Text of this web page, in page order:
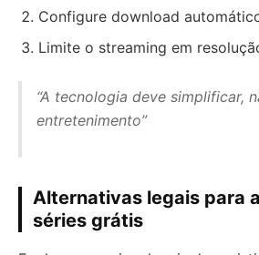
Configure download
Limite o streaming em
“A tecnologia deve simplificar,
entretenimento”
Alternativas legais para
séries grátis